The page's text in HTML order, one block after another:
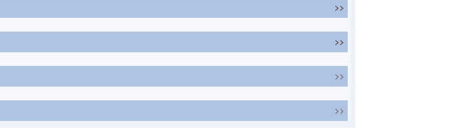
>>
>>
>>
>>